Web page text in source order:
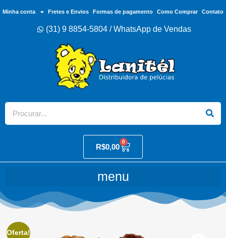
Minha conta Fretes e Envios Formas de pagamento Como Comprar Contato
(31) 9 8854-5804 / WhatsApp de Vendas
R$0,00
0
Oferta!